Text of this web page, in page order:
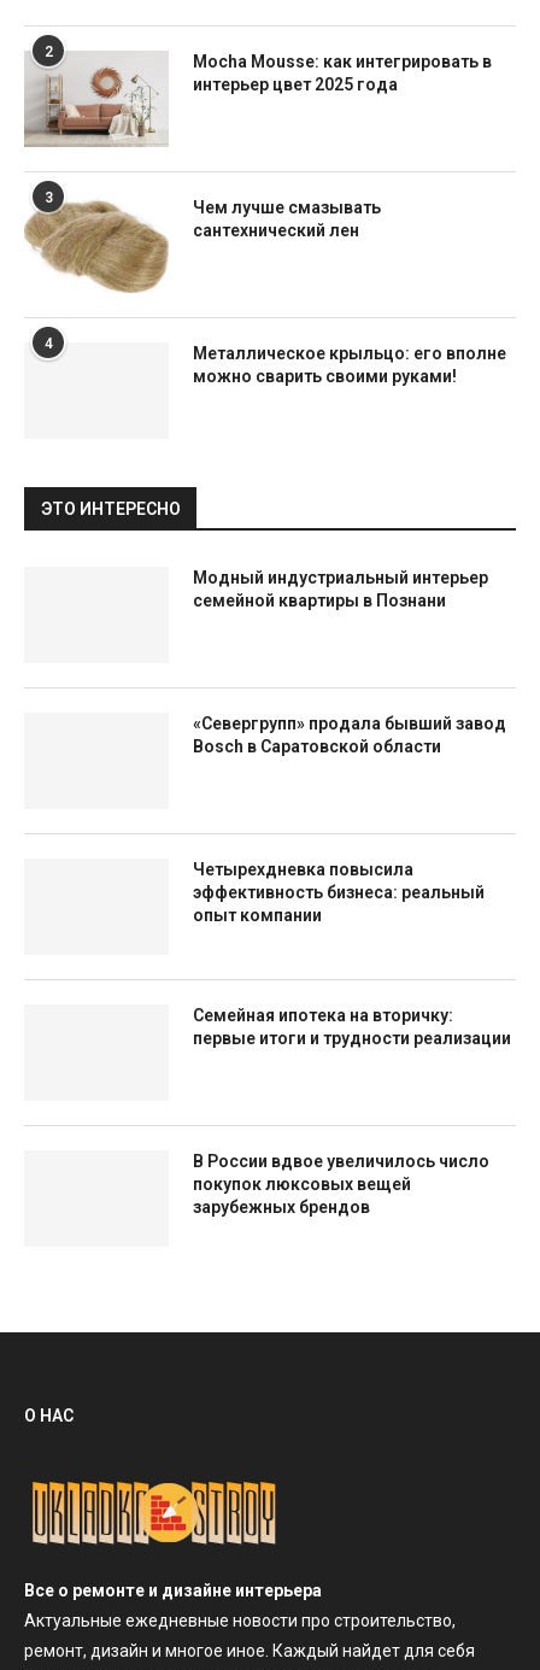
2
Mocha Mousse: как интегрировать в
интерьер цвет 2025 года
3
Чем лучше смазывать
сантехнический лен
4
Металлическое крыльцо: его вполне
можно сварить своими руками!
ЭТО ИНТЕРЕСНО
Модный индустриальный интерьер
семейной квартиры в Познани
«Севергрупп» продала бывший завод
Bosch в Саратовской области
Четырехдневка повысила
эффективность бизнеса: реальный
опыт компании
Семейная ипотека на вторичку:
первые итоги и трудности реализации
В России вдвое увеличилось число
покупок люксовых вещей
зарубежных брендов
О НАС
Все о ремонте и дизайне интерьера
Актуальные ежедневные новости про строительство,
ремонт, дизайн и многое иное. Каждый найдет для себя